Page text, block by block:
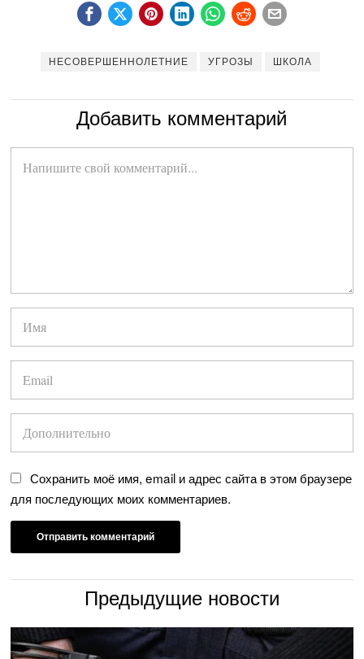
НЕСОВЕРШЕННОЛЕТНИЕ УГРОЗЫ ШКОЛА
Добавить комментарий
Сохранить моё имя, email и адрес сайта в этом браузере
для последующих моих комментариев.
Предыдущие новости